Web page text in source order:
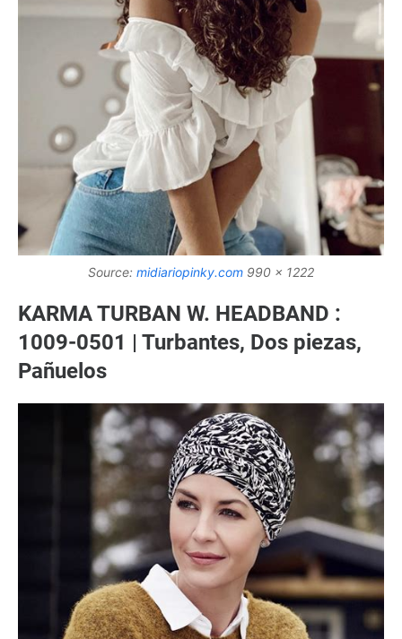
Source: midiariopinky.com 990 x 1222
KARMA TURBAN W. HEADBAND :
1009-0501 | Turbantes, Dos piezas,
Pañuelos